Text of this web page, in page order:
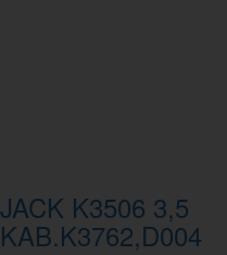
JACK K3506 3,5
KAB.K3762,D004